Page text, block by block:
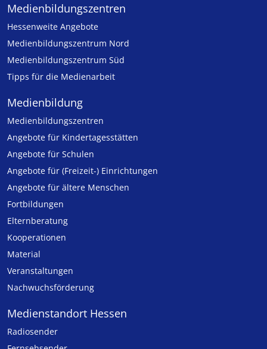
Medien­bildungs­zentren
Hessenweite Angebote
Medienbildungszentrum Nord
Medienbildungszentrum Süd
Tipps für die Medienarbeit
Medienbildung
Medien­bildungs­zentren
Angebote für Kinder­tages­stätten
Angebote für Schulen
Angebote für (Freizeit-) Ein­rich­tungen
Angebote für ältere Menschen
Fortbildungen
Elternberatung
Kooperationen
Material
Veranstaltungen
Nachwuchsförderung
Medienstandort Hessen
Radiosender